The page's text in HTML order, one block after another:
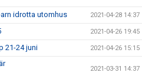
idrotta utomhus 2021-04-28 14:37
2021-04-26 19:45
21-24 juni 2021-04-26 15:15
2021-03-31 14:37